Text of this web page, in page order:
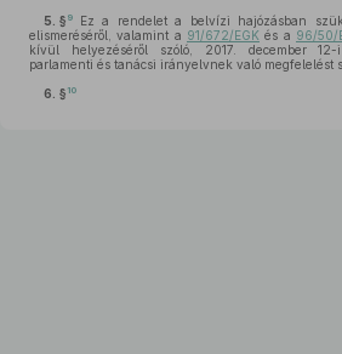
5. § 9
Ez a rendelet a belvízi hajózásban
elismeréséről, valamint a 91/672/EGK és a 96/50/
kívül helyezéséről szóló, 2017. december
parlamenti és tanácsi irányelvnek való megfelelést
6. § 10